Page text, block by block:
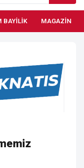
BAYILIK MAGAZIN